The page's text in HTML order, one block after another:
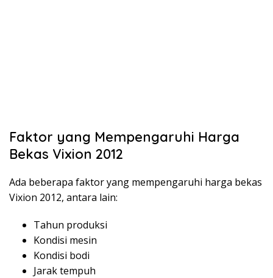
Faktor yang Mempengaruhi Harga
Bekas Vixion 2012
Ada beberapa faktor yang mempengaruhi harga bekas
Vixion 2012, antara lain:
Tahun produksi
Kondisi mesin
Kondisi bodi
Jarak tempuh